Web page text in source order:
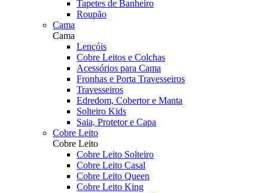
Tapetes de Banheiro
Roupão
Cama
Cama
Lençóis
Cobre Leitos e Colchas
Acessórios para Cama
Fronhas e Porta Travesseiros
Travesseiros
Edredom, Cobertor e Manta
Solteiro Kids
Saia, Protetor e Capa
Cobre Leito
Cobre Leito
Cobre Leito Solteiro
Cobre Leito Casal
Cobre Leito Queen
Cobre Leito King